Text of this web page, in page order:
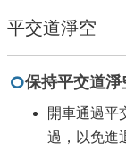
平交道淨空
保持平交道
開車通過平
過，以免進